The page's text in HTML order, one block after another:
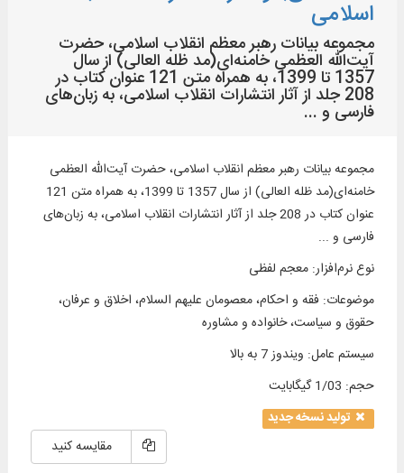
اسلامی
مجموعه بیانات رهبر معظم انقلاب اسلامی، حضرت
آیت‌الله العظمی خامنه‌ای(مد ظله العالی) از سال
1357 تا 1399، به همراه متن 121 عنوان کتاب در
208 جلد از آثار انتشارات انقلاب اسلامی، به زبان‌های
فارسی و ...
مجموعه بیانات رهبر معظم انقلاب اسلامی، حضرت آیت‌الله العظمی
خامنه‌ای(مد ظله العالی) از سال 1357 تا 1399، به همراه متن 121
عنوان کتاب در 208 جلد از آثار انتشارات انقلاب اسلامی، به زبان‌های
فارسی و ...
نوع نرم‌افزار:معجم لفظی
موضوعات: فقه و احکام، معصومان علیهم السلام، اخلاق و عرفان،
حقوق و سیاست، خانواده و مشاوره
سیستم عامل: ویندوز 7 به بالا
حجم: 1/03 گیگابایت
تولید نسخه جدید
مقایسه کنید